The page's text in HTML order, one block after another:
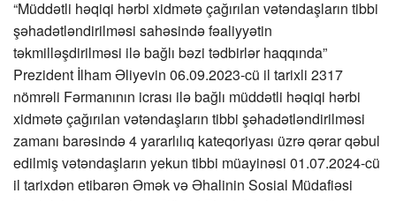
“Müddətli həqiqi hərbi xidmətə çağırılan vətəndaşların tibbi
şəhadətləndirilməsi sahəsində fəaliyyətin
təkmilləşdirilməsi ilə bağlı bəzi tədbirlər haqqında”
Prezident İlham Əliyevin 06.09.2023-cü il tarixli 2317
nömrəli Fərmanının icrası ilə bağlı müddətli həqiqi hərbi
xidmətə çağırılan vətəndaşların tibbi şəhadətləndirilməsi
zamanı barəsində 4 yararlılıq kateqoriyası üzrə qərar qəbul
edilmiş vətəndaşların yekun tibbi müayinəsi 01.07.2024-cü
il tarixdən etibarən Əmək və Əhalinin Sosial Müdafiəsi